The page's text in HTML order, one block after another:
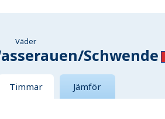
Väder
Schwende
Timmar Jämför